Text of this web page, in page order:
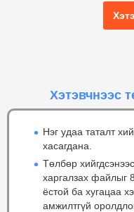
Хэтэвчнээс
Нэг удаа таталт
хасагдана.
Төлбөр
харгалзах файлыг
ёстой ба хугацаа
амжилтгүй